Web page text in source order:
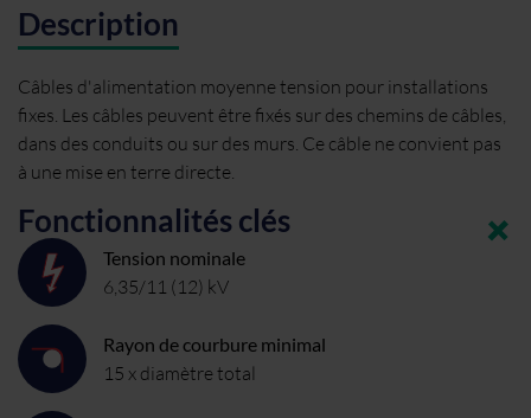
Description
Câbles d'alimentation moyenne tension pour installations
fixes. Les câbles peuvent être fixés sur des chemins de câbles,
dans des conduits ou sur des murs. Ce câble ne convient pas
à une mise en terre directe.
Fonctionnalités clés
Tension nominale
6,35/11 (12) kV
Rayon de courbure minimal
15 x diamètre total